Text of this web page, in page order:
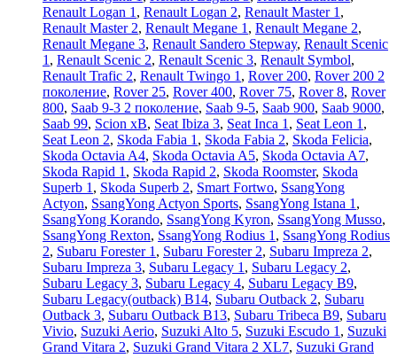
Renault Logan 1 , Renault Logan 2, Renault Master 1 ,
Renault Master 2, Renault Megane 1 , Renault Megane 2,
Renault Megane 3, Renault Sandero Stepway, Renault Scenic
1 , Renault Scenic 2, Renault Scenic 3, Renault Symbol,
Renault Trafic 2, Renault Twingo 1 , Rover 200, Rover 200 2
поколение, Rover 25, Rover 400, Rover 75, Rover 8, Rover
800, Saab 9-3 2 поколение, Saab 9-5, Saab 900, Saab 9000,
Saab 99, Scion xB, Seat Ibiza 3, Seat Inca 1 , Seat Leon 1 ,
Seat Leon 2, Skoda Fabia 1 , Skoda Fabia 2, Skoda Felicia,
Skoda Octavia A4, Skoda Octavia A5, Skoda Octavia A7,
Skoda Rapid 1 , Skoda Rapid 2, Skoda Roomster, Skoda
Superb 1 , Skoda Superb 2, Smart Fortwo, SsangYong
Actyon, SsangYong Actyon Sports, SsangYong Istana 1 ,
SsangYong Korando, SsangYong Kyron, SsangYong Musso,
SsangYong Rexton, SsangYong Rodius 1 , SsangYong Rodius
2, Subaru Forester 1 , Subaru Forester 2, Subaru Impreza 2,
Subaru Impreza 3, Subaru Legacy 1 , Subaru Legacy 2,
Subaru Legacy 3, Subaru Legacy 4, Subaru Legacy B9,
Subaru Legacy(outback) B14, Subaru Outback 2, Subaru
Outback 3, Subaru Outback B13, Subaru Tribeca B9, Subaru
Vivio, Suzuki Aerio, Suzuki Alto 5, Suzuki Escudo 1 , Suzuki
Grand Vitara 2, Suzuki Grand Vitara 2 XL7, Suzuki Grand